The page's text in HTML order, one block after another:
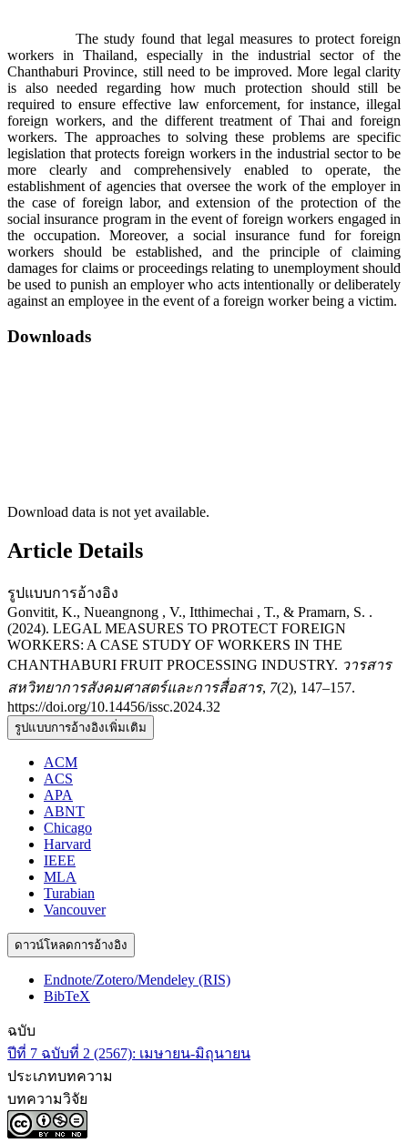
The study found that legal measures to protect foreign
workers in Thailand, especially in the industrial sector of the
Chanthaburi Province, still need to be improved. More legal clarity
is also needed regarding how much protection should still be
required to ensure effective law enforcement, for instance, illegal
foreign workers, and the different treatment of Thai and foreign
workers. The approaches to solving these problems are specific
legislation that protects foreign workers in the industrial sector to be
more clearly and comprehensively enabled to operate, the
establishment of agencies that oversee the work of the employer in
the case of foreign labor, and extension of the protection of the
social insurance program in the event of foreign workers engaged in
the occupation. Moreover, a social insurance fund for foreign
workers should be established, and the principle of claiming
damages for claims or proceedings relating to unemployment should
be used to punish an employer who acts intentionally or deliberately
against an employee in the event of a foreign worker being a victim.
Downloads
Download data is not yet available.
Article Details
รูปแบบการอ้างอิง
Gonvitit, K., Nueangnong , V., Itthimechai , T., & Pramarn, S. .
(2024). LEGAL MEASURES TO PROTECT FOREIGN
WORKERS: A CASE STUDY OF WORKERS IN THE
CHANTHABURI FRUIT PROCESSING INDUSTRY. วารสาร
สหวิทยาการสังคมศาสตร์และการสื่อสาร, 7(2), 147–157.
https://doi.org/10.14456/issc.2024.32
รูปแบบการอ้างอิงเพิ่มเติม
ACM
ACS
APA
ABNT
Chicago
Harvard
IEEE
MLA
Turabian
Vancouver
ดาวน์โหลดการอ้างอิง
Endnote/Zotero/Mendeley (RIS)
BibTeX
ฉบับ
ปีที่ 7 ฉบับที่ 2 (2567): เมษายน-มิถุนายน
ประเภทบทความ
บทความวิจัย